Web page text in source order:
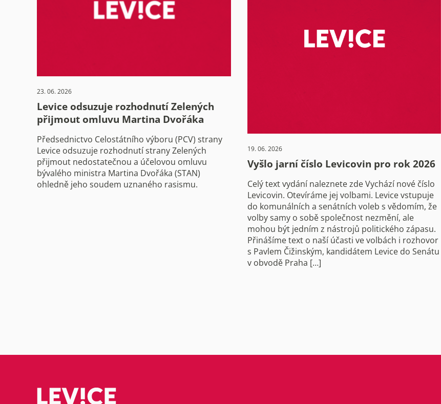
23. 06. 2026
Levice odsuzuje rozhodnutí Zelených
přijmout omluvu Martina Dvořáka
Předsednictvo Celostátního výboru (PCV) strany
Levice odsuzuje rozhodnutí strany Zelených
přijmout nedostatečnou a účelovou omluvu
bývalého ministra Martina Dvořáka (STAN)
ohledně jeho soudem uznaného rasismu.
19. 06. 2026
Vyšlo jarní číslo Levicovin pro rok 2026
Celý text vydání naleznete zde Vychází nové číslo
Levicovin. Otevíráme jej volbami. Levice vstupuje
do komunálních a senátních voleb s vědomím, že
volby samy o sobě společnost nezmění, ale
mohou být jedním z nástrojů politického zápasu.
Přinášíme text o naší účasti ve volbách i rozhovor
s Pavlem Čižinským, kandidátem Levice do Senátu
v obvodě Praha […]